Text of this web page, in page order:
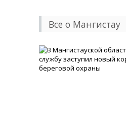
Все о Мангистау